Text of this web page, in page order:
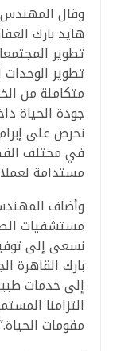
وقال
هايد بارك
تطوير
تطوير
متكاملة من
جودة الحياة
نحرص على
في مختلف
مستدامة
وأضاف
مستشفيات
نسعى إلى
بارك القاهرة
إلى خدمات
التزامنا
مقومات